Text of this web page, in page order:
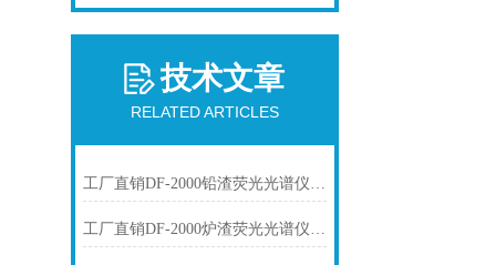
技术文章
RELATED ARTICLES
工厂直销DF-2000铅渣荧光光谱仪技术参数
工厂直销DF-2000炉渣荧光光谱仪技术参数